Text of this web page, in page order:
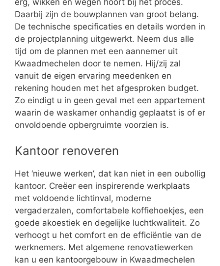
erg, wikken en wegen hoort bij het proces.
Daarbij zijn de bouwplannen van groot belang.
De technische specificaties en details worden in
de projectplanning uitgewerkt. Neem dus alle
tijd om de plannen met een aannemer uit
Kwaadmechelen door te nemen. Hij/zij zal
vanuit de eigen ervaring meedenken en
rekening houden met het afgesproken budget.
Zo eindigt u in geen geval met een appartement
waarin de waskamer onhandig geplaatst is of er
onvoldoende opbergruimte voorzien is.
Kantoor renoveren
Het ‘nieuwe werken’, dat kan niet in een oubollig
kantoor. Creëer een inspirerende werkplaats
met voldoende lichtinval, moderne
vergaderzalen, comfortabele koffiehoekjes, een
goede akoestiek en degelijke luchtkwaliteit. Zo
verhoogt u het comfort en de efficiëntie van de
werknemers. Met algemene renovatiewerken
kan u een kantoorgebouw in Kwaadmechelen